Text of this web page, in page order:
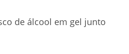
de álcool em gel junto